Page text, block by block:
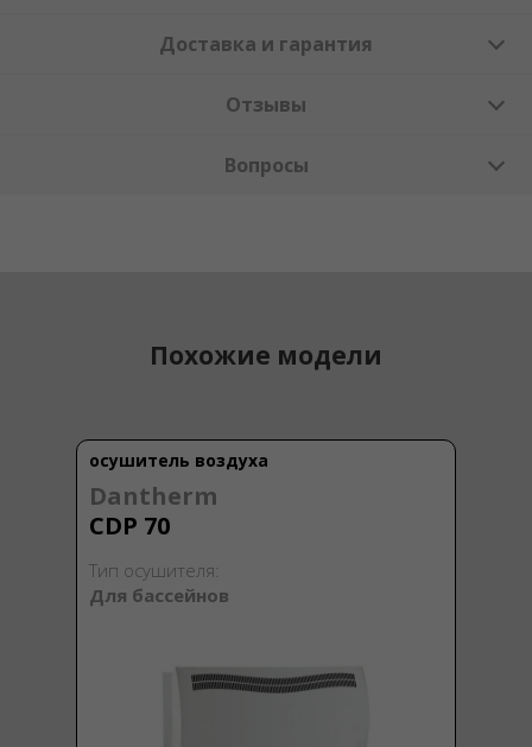
Доставка и гарантия
Отзывы
Вопросы
Похожие модели
осушитель воздуха
Dantherm
CDP 70
Тип осушителя:
Для бассейнов